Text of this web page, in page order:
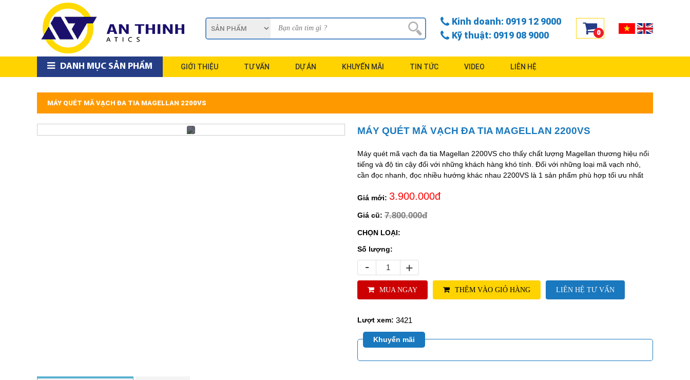
Kinh doanh: 0919 12 9000
Kỹ thuật: 0919 08 9000
0
DANH MỤC SẢN PHẨM GIỚI THIỆU TƯ VẤN DỰ ÁN KHUYẾN MÃI TIN TỨC VIDEO LIÊN HỆ
MÁY QUÉT MÃ VẠCH ĐA TIA MAGELLAN 2200VS
MÁY QUÉT MÃ VẠCH ĐA TIA MAGELLAN 2200VS
Máy quét mã vạch đa tia Magellan 2200VS cho thấy chất lượng Magellan thương hiệu nổi
tiếng và độ tin cậy đối với những khách hàng khó tính. Đối với những loại mã vạch nhỏ,
cần đọc nhanh, đọc nhiều hướng khác nhau 2200VS là 1 sản phẩm phù hợp tối ưu nhất
Giá mới: 3.900.000đ
Giá cũ: 7.800.000đ
CHỌN LOẠI:
Số lượng:
- +
MUA NGAY THÊM VÀO GIỎ HÀNG LIÊN HỆ TƯ VẤN
Lượt xem: 3421
Khuyến mãi